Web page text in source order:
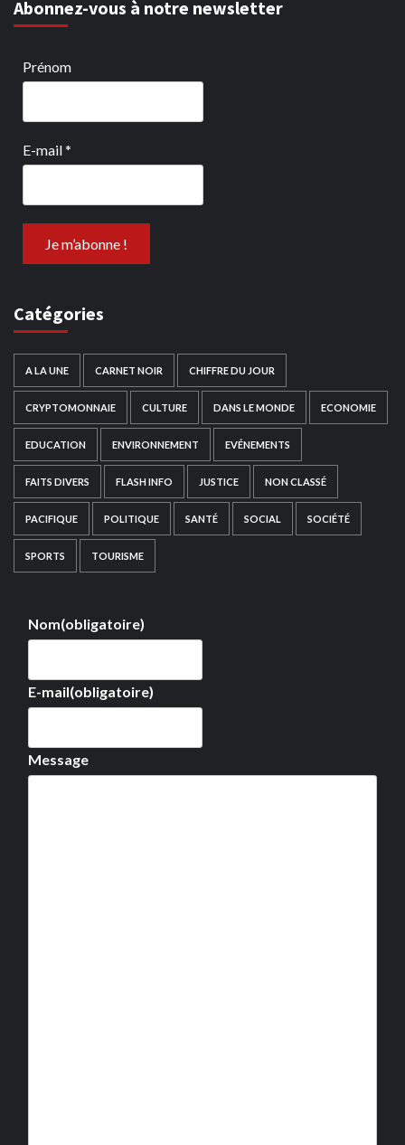
Abonnez-vous à notre newsletter
Prénom
E-mail*
Catégories
A LA UNE CARNET NOIR CHIFFRE DU JOUR
CRYPTOMONNAIE CULTURE DANS LE MONDE ECONOMIE
EDUCATION ENVIRONNEMENT EVÉNEMENTS
FAITS DIVERS FLASH INFO JUSTICE NON CLASSÉ
PACIFIQUE POLITIQUE SANTÉ SOCIAL SOCIÉTÉ
SPORTS TOURISME
Nom(obligatoire)
E-mail(obligatoire)
Message